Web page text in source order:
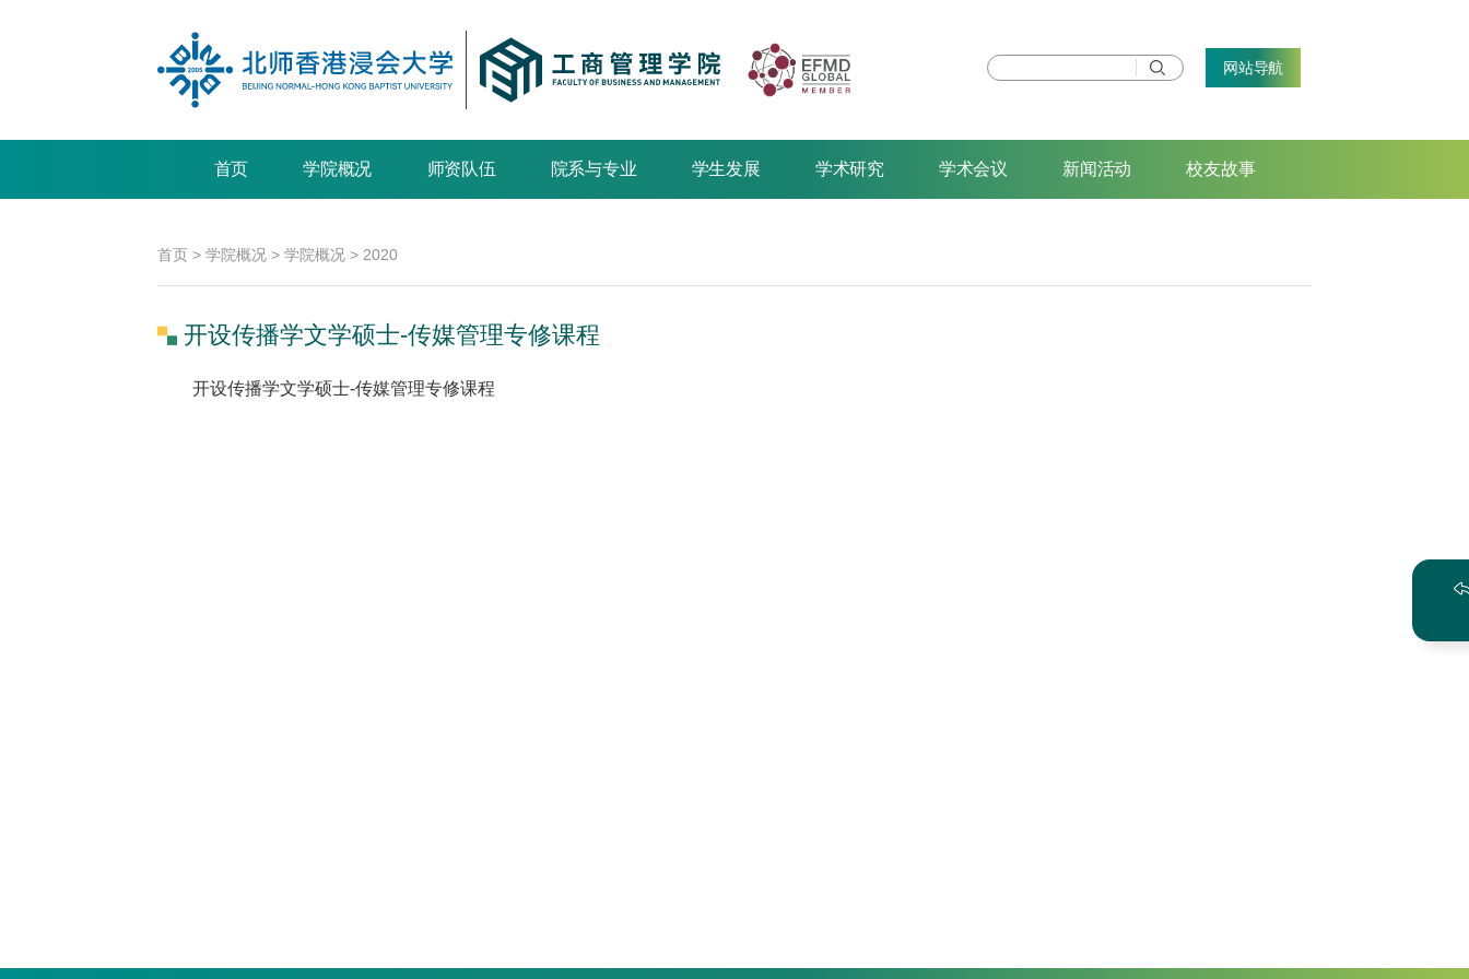
网站导航
首页 学院概况 师资队伍 院系与专业 学生发展 学术研究 学术会议 新闻活动 校友故事
首页 > 学院概况 > 学院概况 > 2020
开设传播学文学硕士-传媒管理专修课程
开设传播学文学硕士-传媒管理专修课程